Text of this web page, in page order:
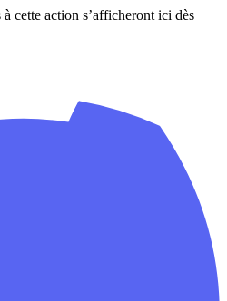
cette action s’afficheront ici dès